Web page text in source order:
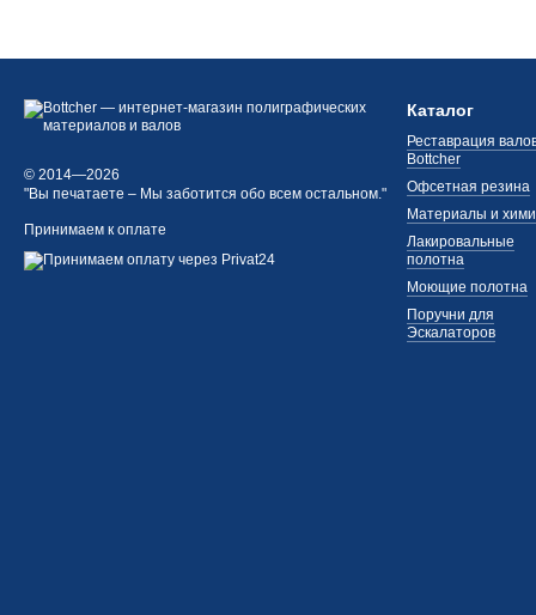
© 2014—2026
"Вы печатаете – Мы заботится обо всем остальном."
Принимаем к оплате
Каталог
Реставрация
Bottcher
Офсетная резина
Материалы и
Лакировальные
полотна
Моющие полотна
Поручни для
Эскалаторов